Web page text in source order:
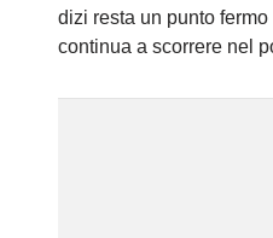
dizi resta un punto
continua a scorrere nel